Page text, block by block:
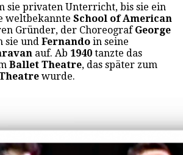
sie privaten Unterricht, bis sie ein
weltbekannte School of American
Gründer, der Choreograf George
sie und Fernando in seine
auf. Ab 1940 tanzte das
Ballet Theatre, das später zum
wurde.